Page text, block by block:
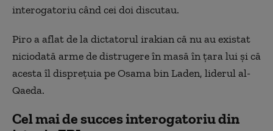
interogatoriu când cei doi discutau.
Piro a aflat de la dictatorul irakian că nu au existat
niciodată arme de distrugere în masă în țara lui și că
acesta îl disprețuia pe Osama bin Laden, liderul al-
Qaeda.
Cel mai de succes interogatoriu din